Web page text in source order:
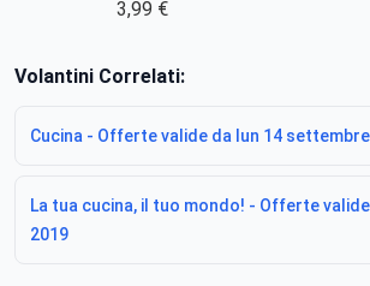
3,99 €
Volantini Correlati:
Cucina - Offerte valide da lun 14
La tua cucina, il tuo mondo! - Offerte
2019